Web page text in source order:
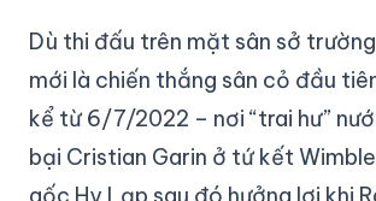
Dù thi đấu trên mặt sân sở
mới là chiến thắng sân cỏ đầu
kể từ 6/7/2022 – nơi “trai hư”
bại Cristian Garin ở tứ kết